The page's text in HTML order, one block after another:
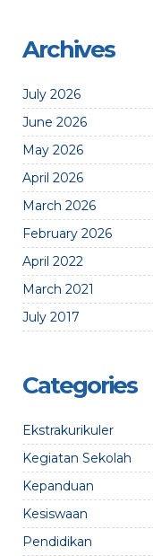
Archives
July 2026
June 2026
May 2026
April 2026
March 2026
February 2026
April 2022
March 2021
July 2017
Categories
Ekstrakurikuler
Kegiatan Sekolah
Kepanduan
Kesiswaan
Pendidikan